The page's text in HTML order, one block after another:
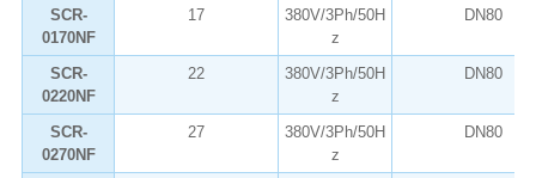
SCR-
0170NF
17
380V/3Ph/50H
z
DN80
SCR-
0220NF
22
380V/3Ph/50H
z
DN80
SCR-
0270NF
27
380V/3Ph/50H
z
DN80